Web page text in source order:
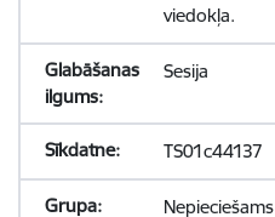
viedokļa.
Sesija
TS01c44137
Nepieciešams